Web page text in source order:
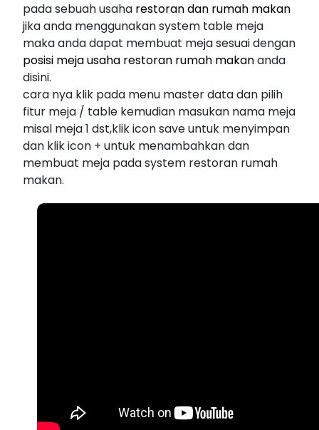
pada sebuah usaha restoran dan rumah makan
jika anda menggunakan system table meja
maka anda dapat membuat meja sesuai dengan
posisi meja usaha restoran rumah makananda
disini.
cara nya klik pada menu master data dan pilih
fitur meja / table kemudian masukan nama meja
misal meja 1 dst,klik icon save untuk menyimpan
dan klik icon + untuk menambahkan dan
membuat meja pada system restoran rumah
makan.